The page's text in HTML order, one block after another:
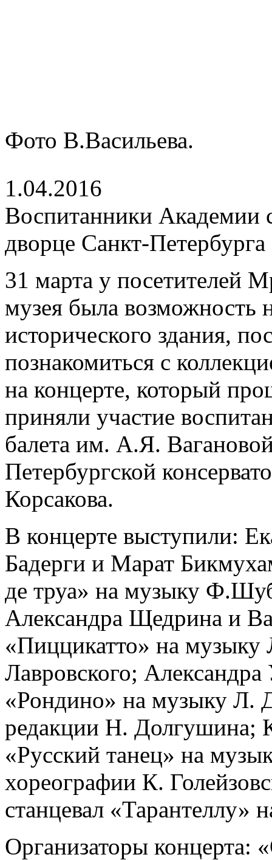
Фото В.Васильева.
1.04.2016
Воспитанники Академии
дворце Санкт-Петербурга
31 марта у посетителей
музея была возможность
исторического здания,
познакомиться с
на концерте, который
приняли участие
балета им. А.Я.
Петербургской
Корсакова.
В концерте выступили:
Бадерги и Марат
де труа» на музыку
Александра Щедрина и
«Пиццикатто» на
Лавровского; Александра
«Рондино» на музыку Л.
редакции Н. Долгушина;
«Русский танец» на
хореографии К.
станцевал «Тарантеллу»
Организаторы концерта: